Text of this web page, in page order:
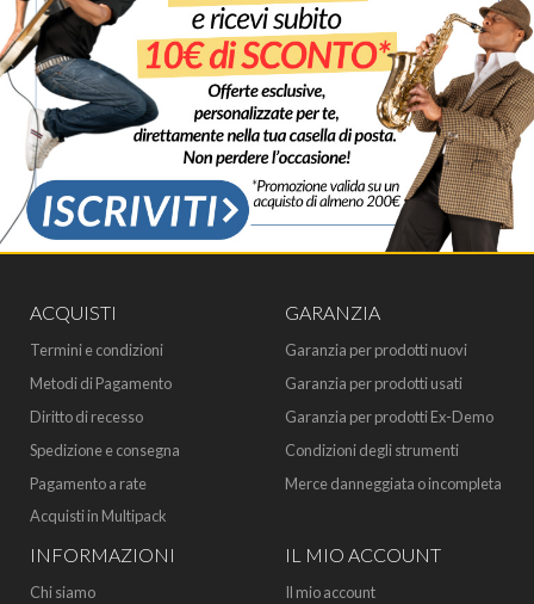
ACQUISTI
Termini e condizioni
Metodi di Pagamento
Diritto di recesso
Spedizione e consegna
Pagamento a rate
Acquisti in Multipack
GARANZIA
Garanzia per prodotti nuovi
Garanzia per prodotti usati
Garanzia per prodotti Ex-Demo
Condizioni degli strumenti
Merce danneggiata o incompleta
INFORMAZIONI
Chi siamo
IL MIO ACCOUNT
Il mio account